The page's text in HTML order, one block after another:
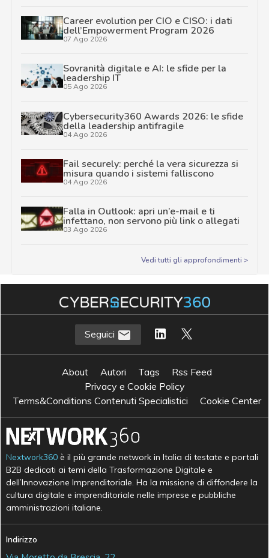
Career evolution per CIO e CISO: i dati
dell’Empowerment Program 2026
07 Ago 2026
Sovranità digitale e AI: le sfide per la
leadership IT
05 Ago 2026
Cybersecurity360 Awards 2026: le sfide
della leadership antifragile
04 Ago 2026
Fail securely: perché la vera sicurezza si
misura quando i sistemi falliscono
04 Ago 2026
Falla in Outlook: apri un’e-mail e ti
infettano, non servono più link o allegati
03 Ago 2026
Vedi tutti gli approfondimenti >
Seguici
About Autori Tags
Rss Feed
Privacy e Cookie Policy
Terms&Conditions Contenuti Specialistici
Cookie Center
Nextwork360 è il più grande network in Italia di testate e portali
B2B dedicati ai temi della Trasformazione Digitale e
dell’Innovazione Imprenditoriale. Ha la missione di diffondere la
cultura digitale e imprenditoriale nelle imprese e pubbliche
amministrazioni italiane.
Indirizzo